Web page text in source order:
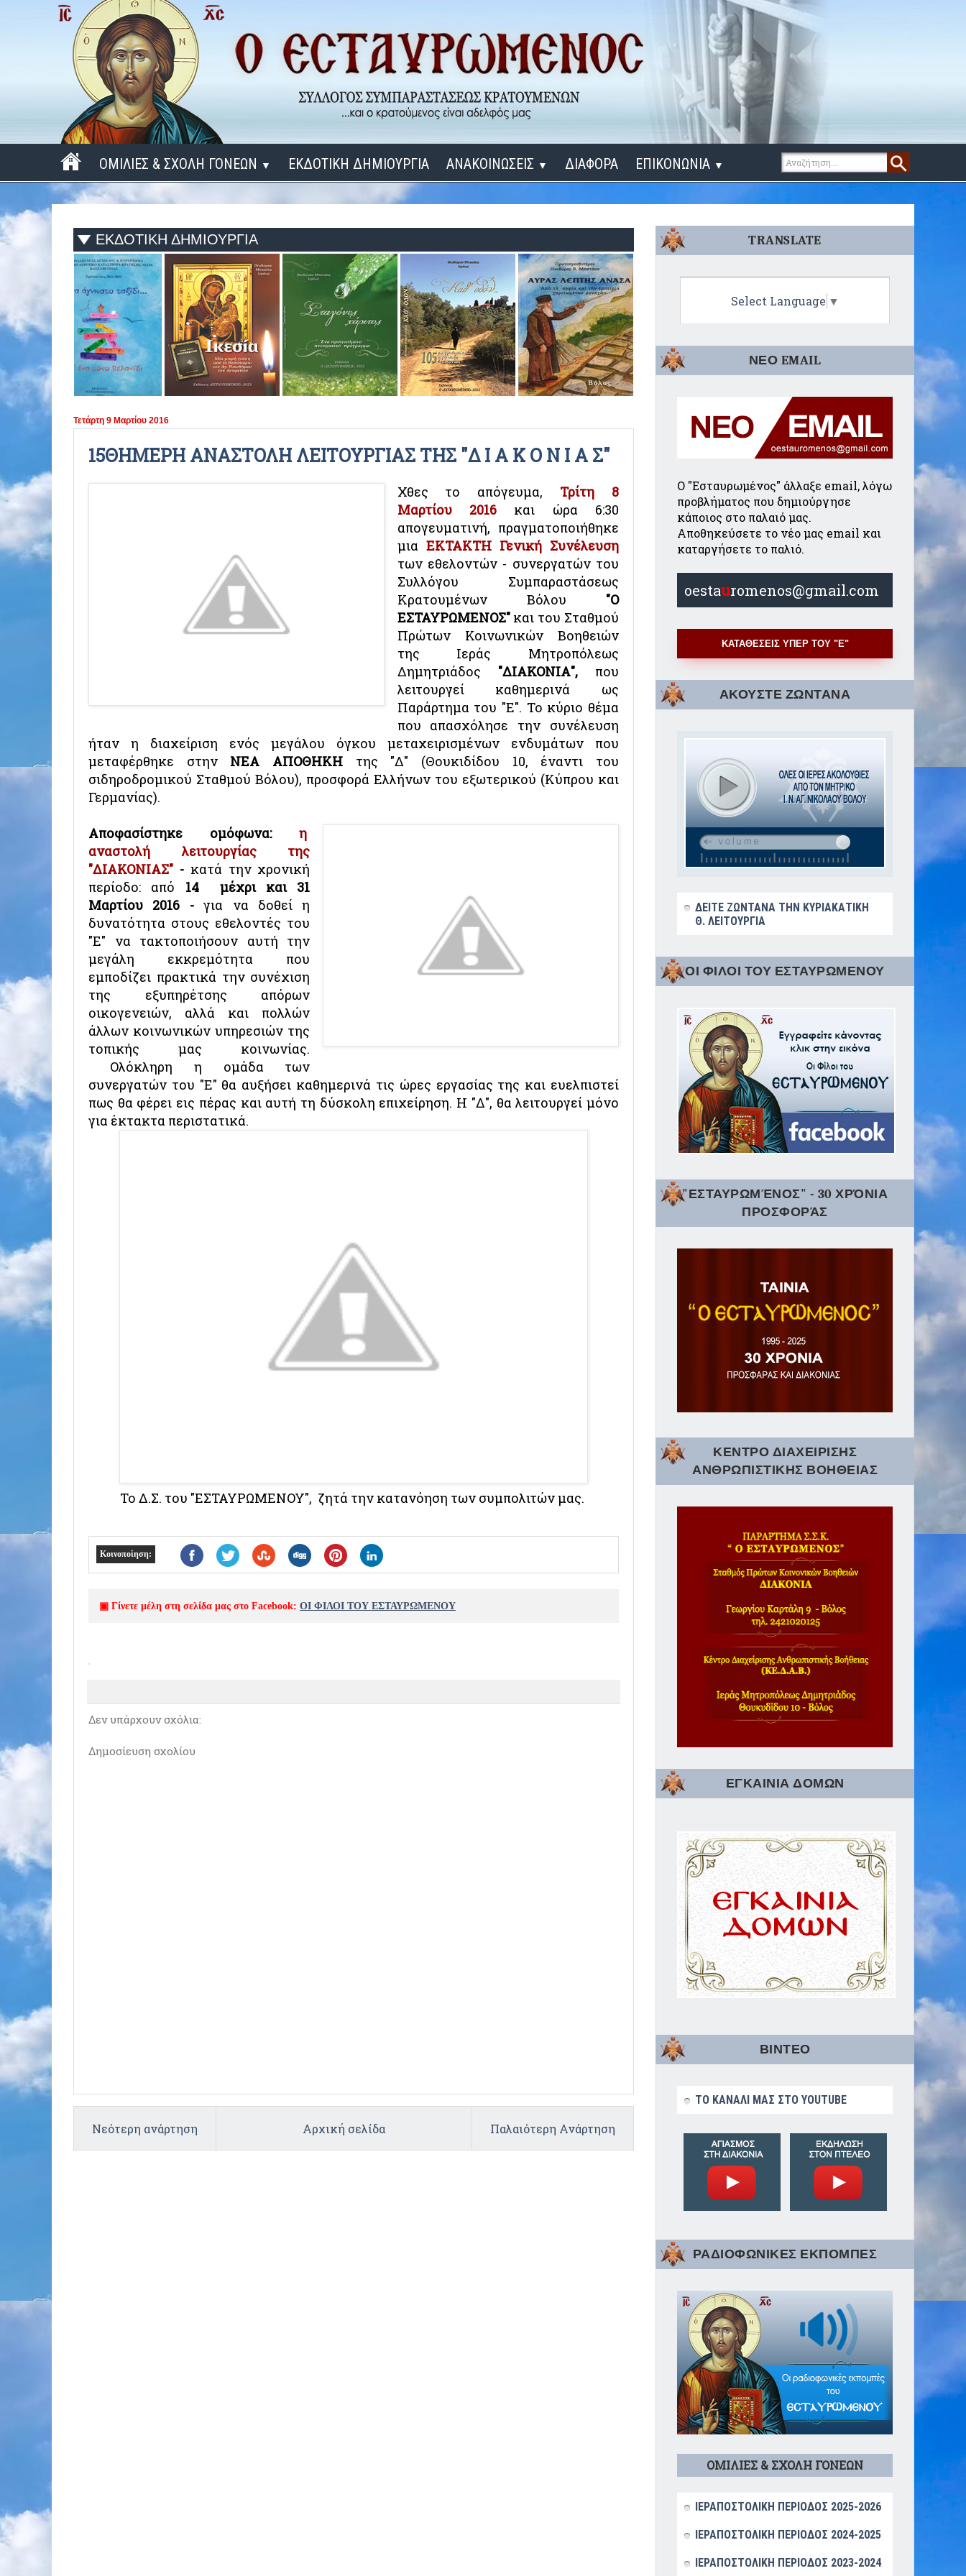
ΟΜΙΛΙΕΣ & ΣΧΟΛΗ ΓΟΝΕΩΝ ▼
ΠΕΡΙΟΔΟΣ 2025 - 2026
ΠΕΡΙΟΔΟΣ 2024 - 2025
ΠΕΡΙΟΔΟΣ 2023 - 2024
ΠΕΡΙΟΔΟΣ 2022 - 2023
ΠΕΡΙΟΔΟΣ 2021 - 2022
ΠΕΡΙΟΔΟΣ 2020 - 2021
ΕΚΔΟΤΙΚΗ ΔΗΜΙΟΥΡΓΙΑ ΑΝΑΚΟΙΝΩΣΕΙΣ ▼
ΔΙΔΑΞΟΝ ΜΕ, ΚΥΡΙΕ
ΓΙΑ ΤΟΥΣ ΜΙΚΡΟΥΣ ΜΑΣ ΦΙΛΟΥΣ
ΡΑΔΙΟΦΩΝΙΚΕΣ ΕΚΠΟΜΠΕΣ
ΒΙΝΤΕΟ
ΔΙΑΦΟΡΑ ΕΠΙΚΟΝΩΝΙΑ ▼
ΕΚΔΟΤΙΚΗ ΔΗΜΙΟΥΡΓΙΑ
Τετάρτη 9 Μαρτίου 2016
15ΘΗΜΕΡΗ ΑΝΑΣΤΟΛΗ ΛΕΙΤΟΥΡΓΙΑΣ ΤΗΣ "Δ Ι Α Κ Ο Ν Ι Α Σ"
Χθες το απόγευμα, Τρίτη 8
Μαρτίου 2016
και ώρα 6:30
απογευματινή, πραγματοποιήθηκε
μια ΕΚΤΑΚΤΗ Γενική Συνέλευση
των εθελοντών - συνεργατών του
Συλλόγου Συμπαραστάσεως
Κρατουμένων Βόλου "Ο
ΕΣΤΑΥΡΩΜΕΝΟΣ"και του Σταθμού
Πρώτων Κοινωνικών Βοηθειών
της Ιεράς Μητροπόλεως
Δημητριάδος "ΔΙΑΚΟΝΙΑ",που
λειτουργεί καθημερινά ως
Παράρτημα του "Ε". Το κύριο θέμα
που απασχόλησε την συνέλευση
ήταν η διαχείριση ενός μεγάλου όγκου μεταχειρισμένων ενδυμάτων που
μεταφέρθηκε στην ΝΕΑ ΑΠΟΘΗΚΗ της "Δ" (Θουκιδίδου 10, έναντι του
σιδηροδρομικού Σταθμού Βόλου), προσφορά Ελλήνων του εξωτερικού (Κύπρου και
Γερμανίας).
Αποφασίστηκε ομόφωνα:η
αναστολή λειτουργίας της
"ΔΙΑΚΟΝΙΑΣ" - κατά την χρονική
περίοδο: από 14 μέχρι και 31
Μαρτίου 2016 -για να δοθεί η
δυνατότητα στους εθελοντές του
"Ε" να τακτοποιήσουν αυτή την
μεγάλη εκκρεμότητα που
εμποδίζει πρακτικά την συνέχιση
της εξυπηρέτσης απόρων
οικογενειών, αλλά και πολλών
άλλων κοινωνικών υπηρεσιών της
τοπικής μας κοινωνίας.
Ολόκληρη η ομάδα των
συνεργατών του "Ε" θα αυξήσει καθημερινά τις ώρες εργασίας της και ευελπιστεί
πως θα φέρει εις πέρας και αυτή τη δύσκολη επιχείρηση. Η "Δ", θα λειτουργεί μόνο
για έκτακτα περιστατικά.
Το Δ.Σ. του "ΕΣΤΑΥΡΩΜΕΝΟΥ", ζητά την κατανόηση των συμπολιτών μας.
Κοινοποίηση:
▣ Γίνετε μέλη στη σελίδα μας στο Facebook: ΟΙ ΦΙΛΟΙ ΤΟΥ ΕΣΤΑΥΡΩΜΕΝΟΥ
Δεν υπάρχουν σχόλια:
Δημοσίευση σχολίου
Νεότερη ανάρτηση Παλαιότερη Ανάρτηση
Αρχική σελίδα
TRANSLATE
Select Language ▼
ΝΕΟ EMAIL
Ο "Εσταυρωμένος" άλλαξε email, λόγω
προβλήματος που δημιούργησε
κάποιος στο παλαιό μας.
Αποθηκεύσετε το νέο μας email και
καταργήσετε το παλιό.
oestauromenos@gmail.com
ΚΑΤΑΘΕΣΕΙΣ ΥΠΕΡ ΤΟΥ "Ε"
ΑΚΟΥΣΤΕ ΖΩΝΤΑΝΑ
ΔΕΙΤΕ ΖΩΝΤΑΝΑ ΤΗΝ ΚΥΡΙΑΚΑΤΙΚΗ
Θ. ΛΕΙΤΟΥΡΓΙΑ
ΟΙ ΦΙΛΟΙ ΤΟΥ ΕΣΤΑΥΡΩΜΕΝΟΥ
"ΕΣΤΑΥΡΩΜΈΝΟΣ" - 30 ΧΡΌΝΙΑ
ΠΡΟΣΦΟΡΆΣ
ΚΕΝΤΡΟ ΔΙΑΧΕΙΡΙΣΗΣ
ΑΝΘΡΩΠΙΣΤΙΚΗΣ ΒΟΗΘΕΙΑΣ
ΕΓΚΑΙΝΙΑ ΔΟΜΩΝ
ΒΙΝΤΕΟ
ΤΟ ΚΑΝΑΛΙ ΜΑΣ ΣΤΟ YOUTUBE
ΡΑΔΙΟΦΩΝΙΚΕΣ ΕΚΠΟΜΠΕΣ
ΟΜΙΛΙΕΣ & ΣΧΟΛΗ ΓΟΝΕΩΝ
ΙΕΡΑΠΟΣΤΟΛΙΚΗ ΠΕΡΙΟΔΟΣ 2025-2026
ΙΕΡΑΠΟΣΤΟΛΙΚΗ ΠΕΡΙΟΔΟΣ 2024-2025
ΙΕΡΑΠΟΣΤΟΛΙΚΗ ΠΕΡΙΟΔΟΣ 2023-2024